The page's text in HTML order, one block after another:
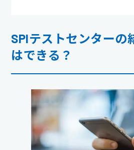
SPIテストセンターの
はできる？